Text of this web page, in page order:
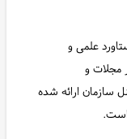
سال ۱۴۰۳، تعداد ۱۶۷ دستاورد علمی و
و
ارائه شده